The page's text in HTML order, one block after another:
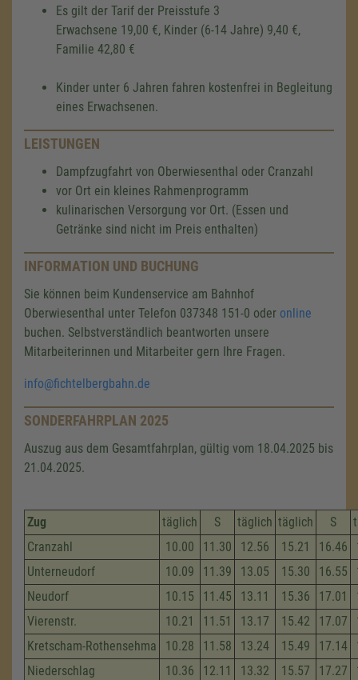
Es gilt der Tarif der Preisstufe 3
Erwachsene 19,00 €, Kinder (6-14 Jahre) 9,40 €,
Familie 42,80 €
Kinder unter 6 Jahren fahren kostenfrei in Begleitung
eines Erwachsenen.
LEISTUNGEN
Dampfzugfahrt von Oberwiesenthal oder Cranzahl
vor Ort ein kleines Rahmenprogramm
kulinarischen Versorgung vor Ort. (Essen und
Getränke sind nicht im Preis enthalten)
INFORMATION UND BUCHUNG
Sie können beim Kundenservice am Bahnhof
Oberwiesenthal unter Telefon 037348 151-0 oder online
buchen. Selbstverständlich beantworten unsere
Mitarbeiterinnen und Mitarbeiter gern Ihre Fragen.
info@fichtelbergbahn.de
SONDERFAHRPLAN 2025
Auszug aus dem Gesamtfahrplan, gültig vom 18.04.2025 bis
21.04.2025.
Zug täglich S täglich täglich S
Cranzahl
10.00 11.30 12.56 15.21 16.46
Unterneudorf
10.09 11.39 13.05 15.30 16.55
Neudorf
10.15 11.45 13.11 15.36 17.01
Vierenstr.
10.21 11.51 13.17 15.42 17.07
Kretscham-Rothensehma
10.28 11.58 13.24 15.49 17.14
Niederschlag
10.36 12.11 13.32 15.57 17.27